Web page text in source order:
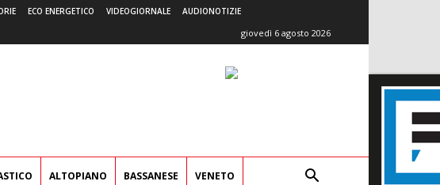
ECO ENERGETICO VIDEOGIORNALE AUDIONOTIZIE
giovedì 6 agosto 2026
ALTOPIANO BASSANESE VENETO